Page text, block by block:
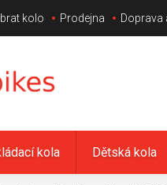
kolo Prodejna Doprava
kola Dětská kola